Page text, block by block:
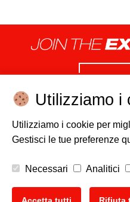
Disclaimer Cookie policy
EU Data Act
Utilizziamo i
Utilizziamo i cookie per
Gestisci le tue preferenze
Necessari Analitici